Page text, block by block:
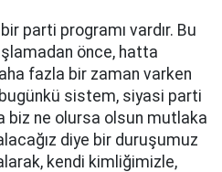
parti programı vardır. Bu
önce, hatta
fazla bir zaman varken
sistem, siyasi parti
biz ne olursa olsun mutlaka
diye bir duruşumuz
kendi kimliğimizle,